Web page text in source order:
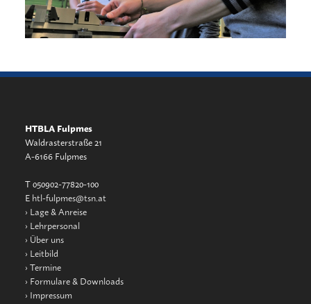
HTBLA Fulpmes
Waldrasterstraße 21
A-6166 Fulpmes
T 050902-77820-100
Ehtl-fulpmes@tsn.at
› Lage & Anreise
› Lehrpersonal
› Über uns
› Leitbild
›Termine
› Formulare & Downloads
› Impressum